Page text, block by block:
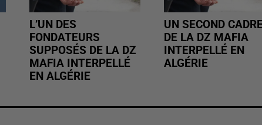
L’UN DES
FONDATEURS
SUPPOSÉS DE LA DZ
MAFIA INTERPELLÉ
EN ALGÉRIE
UN SECOND
DE LA DZ MAFIA
INTERPELLÉ EN
ALGÉRIE